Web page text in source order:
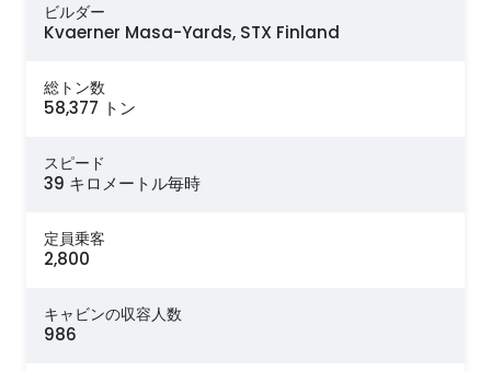
ビルダー
Kvaerner Masa-Yards, STX Finland
総トン数
58,377 トン
スピード
39 キロメートル毎時
定員乗客
2,800
キャビンの収容人数
986